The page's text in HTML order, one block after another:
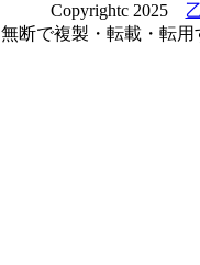
Copyrightc 2025
無断で複製・転載・転